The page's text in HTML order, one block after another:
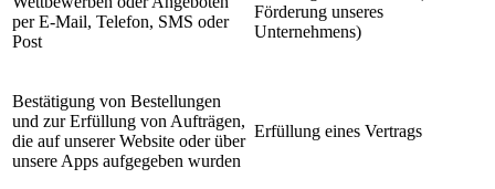
per E-Mail, Telefon, SMS oder
Post
Förderung unseres
Unternehmens)
Bestätigung von Bestellungen
und zur Erfüllung von Aufträgen,
die auf unserer Website oder über
unsere Apps aufgegeben wurden
Erfüllung eines Vertrags